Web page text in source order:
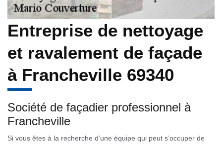
Entreprise de nettoyage
et ravalement de façade
à Francheville 69340
Société de façadier professionnel à
Francheville
Si vous êtes à la recherche d’une équipe qui peut s’occuper de